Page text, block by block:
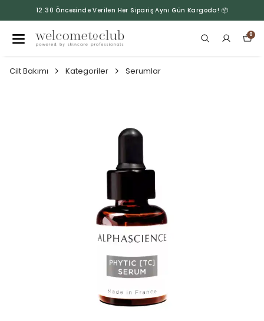
12:30 Öncesinde Verilen Her Sipariş Aynı Gün Kargoda! 📦
0
Cilt Bakımı Kategoriler Serumlar